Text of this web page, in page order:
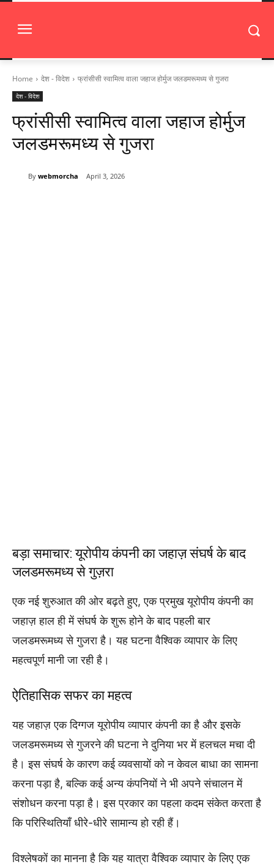
Home देश - विदेश फ्रांसीसी स्वामित्व वाला जहाज होर्मुज जलडमरूमध्य से गुजरा
देश - विदेश
फ्रांसीसी स्वामित्व वाला जहाज होर्मुज
जलडमरूमध्य से गुजरा
By webmorcha April 3, 2026
बड़ा समाचार: यूरोपीय कंपनी का जहाज़ संघर्ष के बाद
जलडमरूमध्य से गुज़रा
एक नई शुरुआत की ओर बढ़ते हुए, एक प्रमुख यूरोपीय कंपनी का
जहाज़ हाल ही में संघर्ष के शुरू होने के बाद पहली बार
जलडमरूमध्य से गुजरा है। यह घटना वैश्विक व्यापार के लिए
महत्वपूर्ण मानी जा रही है।
ऐतिहासिक सफर का महत्व
यह जहाज़ एक दिग्गज यूरोपीय व्यापार कंपनी का है और इसके
जलडमरूमध्य से गुजरने की घटना ने दुनिया भर में हलचल मचा दी
है। इस संघर्ष के कारण कई व्यवसायों को न केवल बाधा का सामना
करना पड़ा है, बल्कि कई अन्य कंपनियों ने भी अपने संचालन में
संशोधन करना पड़ा है। इस प्रकार का पहला कदम संकेत करता है
कि परिस्थितियाँ धीरे-धीरे सामान्य हो रही हैं।
विश्लेषकों का मानना है कि यह यात्रा वैश्विक व्यापार के लिए एक